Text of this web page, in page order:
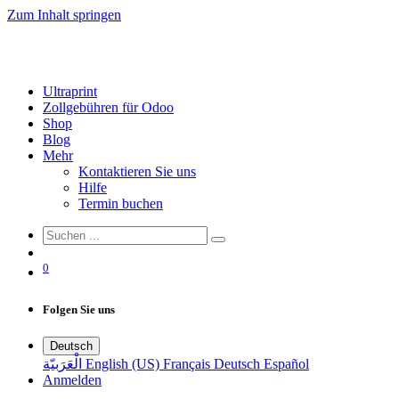
Zum Inhalt springen
Ultraprint
Zollgebühren für Odoo
Shop
Blog
Mehr
Kontaktieren Sie uns
Hilfe
Termin buchen
0
Folgen Sie uns
Deutsch
الْعَرَبيّة English (US) Français Deutsch Español
Anmelden